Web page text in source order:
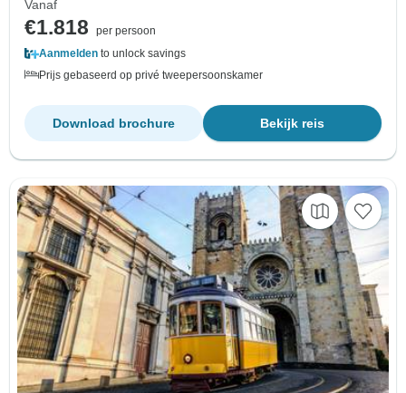
Vanaf
€1.818
per persoon
Aanmelden to unlock savings
Prijs gebaseerd op privé tweepersoonskamer
Bekijk reis
Download brochure